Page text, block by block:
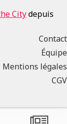
Citydepuis
Contact
Équipe
Mentions légales
CGV